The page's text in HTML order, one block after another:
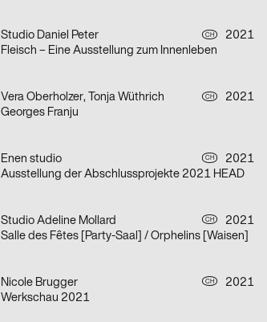
Studio Daniel Peter CH
2021
Fleisch – Eine Ausstellung zum Innenleben
Vera Oberholzer, Tonja Wüthrich CH
2021
Georges Franju
Enen studio CH
2021
Ausstellung der Abschlussprojekte 2021 HEAD
Studio Adeline Mollard CH
2021
Salle des Fêtes [Party-Saal] / Orphelins [Waisen]
Nicole Brugger CH
2021
Werkschau 2021